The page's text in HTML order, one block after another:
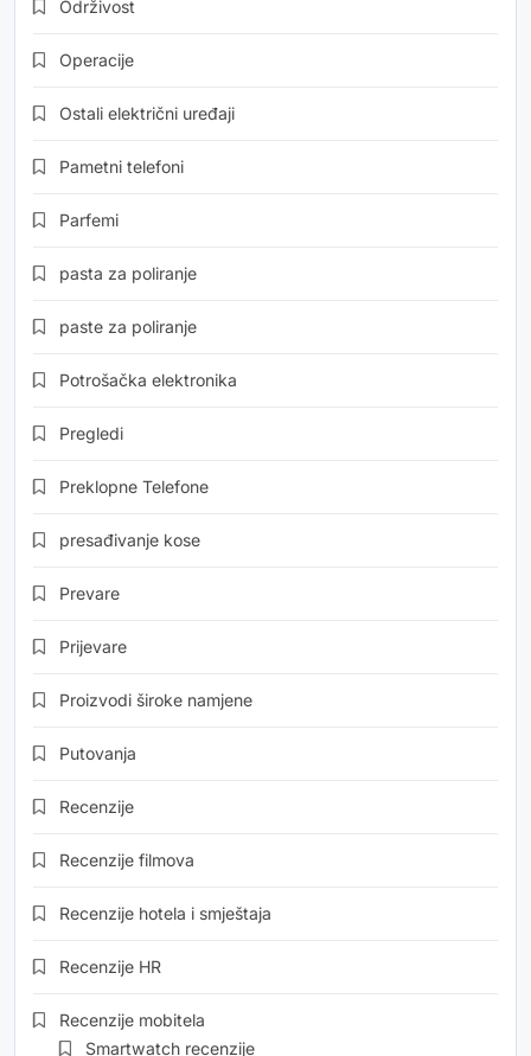
Održivost
Operacije
Ostali električni uređaji
Pametni telefoni
Parfemi
pasta za poliranje
paste za poliranje
Potrošačka elektronika
Pregledi
Preklopne Telefone
presađivanje kose
Prevare
Prijevare
Proizvodi široke namjene
Putovanja
Recenzije
Recenzije filmova
Recenzije hotela i smještaja
Recenzije HR
Recenzije mobitela
Smartwatch recenzije